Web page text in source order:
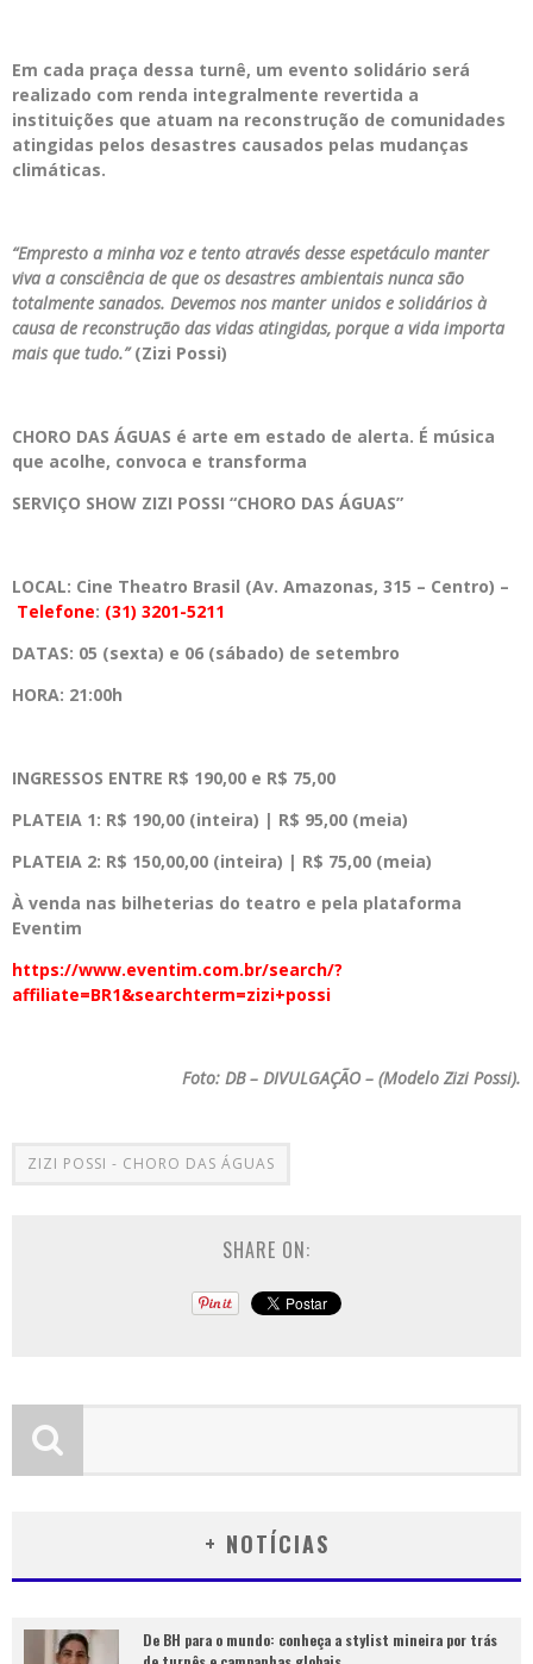
Em cada praça dessa turnê, um evento solidário será
realizado com renda integralmente revertida a
instituições que atuam na reconstrução de comunidades
atingidas pelos desastres causados pelas mudanças
climáticas.
“Empresto a minha voz e tento através desse espetáculo manter
viva a consciência de que os desastres ambientais nunca são
totalmente sanados. Devemos nos manter unidos e solidários à
causa de reconstrução das vidas atingidas, porque a vida importa
mais que tudo.” (Zizi Possi)
CHORO DAS ÁGUAS é arte em estado de alerta. É música
que acolhe, convoca e transforma
SERVIÇO SHOW ZIZI POSSI “CHORO DAS ÁGUAS”
LOCAL: Cine Theatro Brasil (Av. Amazonas, 315 – Centro) –
Telefone: (31) 3201-5211
DATAS: 05 (sexta) e 06 (sábado) de setembro
HORA: 21:00h
INGRESSOS ENTRE R$ 190,00 e R$ 75,00
PLATEIA 1: R$ 190,00 (inteira) | R$ 95,00 (meia)
PLATEIA 2: R$ 150,00,00 (inteira) | R$ 75,00 (meia)
À venda nas bilheterias do teatro e pela plataforma
Eventim
https://www.eventim.com.br/search/?
affiliate=BR1&searchterm=zizi+possi
Foto: DB – DIVULGAÇÃO – (Modelo Zizi Possi).
ZIZI POSSI - CHORO DAS ÁGUAS
SHARE ON:
+ NOTÍCIAS
De BH para o mundo: conheça a stylist mineira por trás